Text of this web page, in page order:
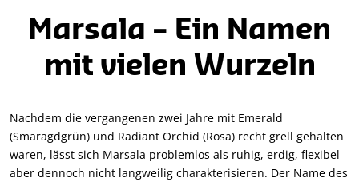
Marsala – Ein Namen
mit vielen Wurzeln
Nachdem die vergangenen zwei Jahre mit Emerald
(Smaragdgrün) und Radiant Orchid (Rosa) recht grell gehalten
waren, lässt sich Marsala problemlos als ruhig, erdig, flexibel
aber dennoch nicht langweilig charakterisieren. Der Name des